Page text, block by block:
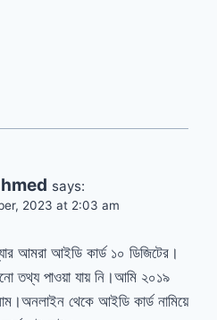
says:
2023 at 2:03 am
আমরা আইডি কার্ড ১০ ডিজিটের।
তথ্য পাওয়া যায় নি।আমি ২০১৯
থেকে আইডি কার্ড নামিয়ে